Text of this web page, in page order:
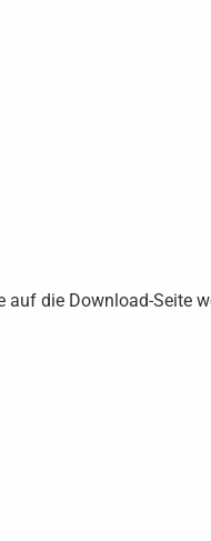
die Download-Seite